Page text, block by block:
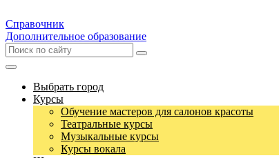
Справочник
Дополнительное образование
Выбрать город
Курсы
Обучение мастеров для салонов красоты
Театральные курсы
Музыкальные курсы
Курсы вокала